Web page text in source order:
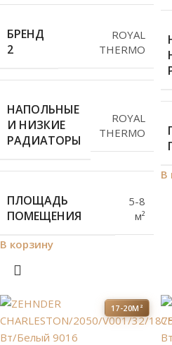
БРЕНД
2
ROYAL
THERMO
НАПОЛЬНЫЕ
И НИЗКИЕ
РАДИАТОРЫ
ROYAL
THERMO
ПЛОЩАДЬ
ПОМЕЩЕНИЯ
5-8
м²
В корзину
В
17-20М²